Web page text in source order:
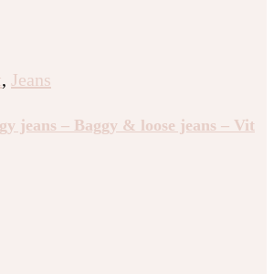
, Jeans
jeans – Baggy & loose jeans – Vit